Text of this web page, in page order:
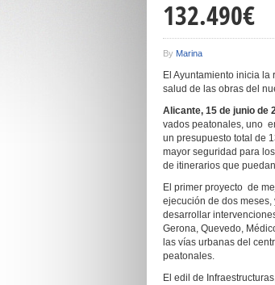
132.490€
By Marina
El Ayuntamiento inicia
salud de las obras del
Alicante, 15 de junio de
vados peatonales, uno
un presupuesto total de
mayor seguridad para
de itinerarios que
El primer proyecto de
ejecución de dos
desarrollar
Gerona, Quevedo,
las vías urbanas del
peatonales.
El edil de